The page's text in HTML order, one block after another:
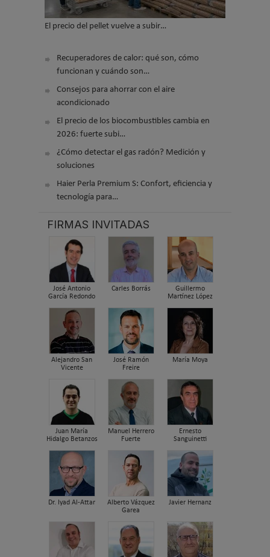
El precio del pellet vuelve a subir…
Recuperadores de calor: qué son, cómo
funcionan y cuándo son…
Consejos para ahorrar con el aire
acondicionado
El precio de los biocombustibles cambia en
2026: fuerte subi…
¿Cómo detectar el gas radón? Medición y
soluciones
Haier Perla Premium S: Confort, eficiencia y
tecnología para…
FIRMAS INVITADAS
José Antonio
García Redondo
Carles Borrás
Guillermo
Martínez López
Alejandro San
Vicente
José Ramón
Freire
María Moya
Juan María
Hidalgo Betanzos
Manuel Herrero
Fuerte
Ernesto
Sanguinetti
Dr. Iyad Al-Attar
Alberto Vázquez
Garea
Javier Hernanz